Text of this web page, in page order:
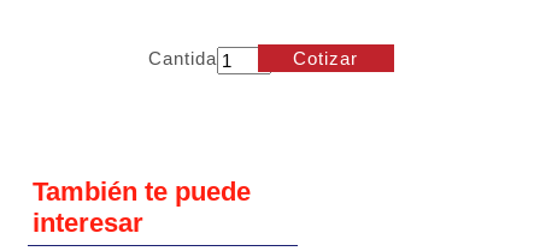
Cantidad Cotizar
También te puede
interesar